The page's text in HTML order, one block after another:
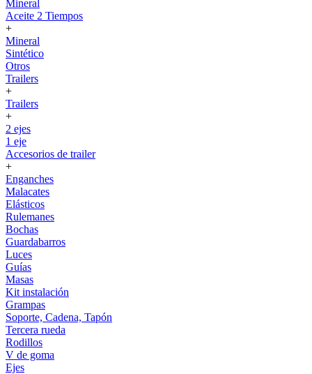
Mineral
Aceite 2 Tiempos
+
Mineral
Sintético
Otros
Trailers
+
Trailers
+
2 ejes
1 eje
Accesorios de trailer
+
Enganches
Malacates
Elásticos
Rulemanes
Bochas
Guardabarros
Luces
Guías
Masas
Kit instalación
Grampas
Soporte, Cadena, Tapón
Tercera rueda
Rodillos
V de goma
Ejes